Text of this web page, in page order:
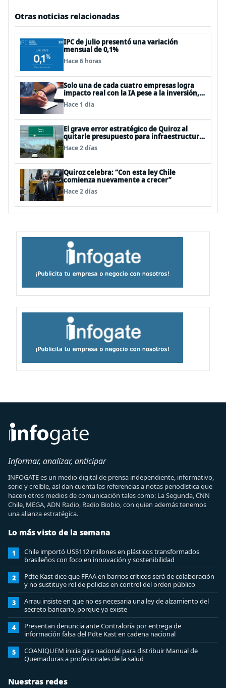
Otras noticias relacionadas
IPC de julio presentó una variación
mensual de 0,1%
Hace 6 horas
Solo una de cada cuatro empresas logra
impacto real con la IA pese a la inversión,
según el Foro Económico Mundial
Hace 1 día
El grave error estratégico de Quiroz al
quitarle presupuesto para infraestructura
vial del Biobío
Hace 2 días
Quiroz celebra: “Con esta ley Chile
comienza nuevamente a crecer”
Hace 2 días
Informar, analizar, anticipar
INFOGATE es un medio digital de prensa independiente, informativo,
serio y creíble, así dan cuenta las referencias a notas periodística que
hacen otros medios de comunicación tales como: La Segunda, CNN
Chile, MEGA, ADN Radio, Radio Biobio, con quien además tenemos
una alianza estratégica.
Lo más visto de la semana
1
Chile importó US$112 millones en plásticos transformados
brasileños con foco en innovación y sostenibilidad
2
Pdte Kast dice que FFAA en barrios críticos será de colaboración
y no sustituye rol de policías en control del orden público
3
Arrau insiste en que no es necesaria una ley de alzamiento del
secreto bancario, porque ya existe
4
Presentan denuncia ante Contraloría por entrega de
información falsa del Pdte Kast en cadena nacional
5
COANIQUEM inicia gira nacional para distribuir Manual de
Quemaduras a profesionales de la salud
Nuestras redes